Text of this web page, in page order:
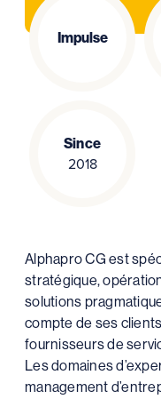
Impulse
Since
2018
Alphapro CG est
stratégique,
solutions
compte de ses
fournisseurs de
Les domaines
management